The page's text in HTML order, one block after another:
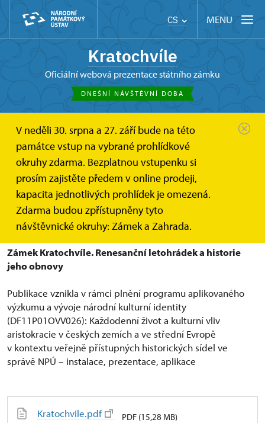
CS MENU
Kratochvíle
oficiální webová prezentace státního zámku
DNEŠNÍ NÁVŠTĚVNÍ DOBA
V neděli 30. srpna a 27. září bude na této
památce vstup na vybrané prohlídkové
okruhy zdarma. Bezplatnou vstupenku si
prosím zajistěte předem v online prodeji,
kapacita jednotlivých prohlídek je omezená.
Zdarma budou zpřístupněny tyto
návštěvnické okruhy: Zámek a Zahrada.
Kratochvíle O zámku Knihy o Kratochvíli
Knihy o Kratochvíli
Kde najdete historické souvislosti o renesanční
Kratochvíli.
Zámek Kratochvíle. Renesanční letohrádek a historie
jeho obnovy
Publikace vznikla v rámci plnění programu aplikovaného
výzkumu a vývoje národní kulturní identity
(DF11P01OVV026): Každodenní život a kulturní vliv
aristokracie v českých zemích a ve střední Evropě
v kontextu veřejně přístupných historických sídel ve
správě NPÚ – instalace, prezentace, aplikace
Kratochvile.pdf PDF (15,28 MB)